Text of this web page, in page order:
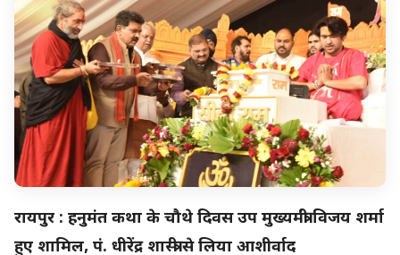
रायपुर : हनुमंत कथा के चौथे दिवस उप मुख्यमंत्री विजय शर्मा
हुए शामिल, पं. धीरेंद्र शास्त्री से लिया आशीर्वाद